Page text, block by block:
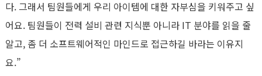
다. 그래서 팀원들에게 우리 아이템에 대한 자부심을 키워주고 싶
어요. 팀원들이 전력 설비 관련 지식뿐 아니라 IT 분야를 읽을 줄
알고, 좀 더 소프트웨어적인 마인드로 접근하길 바라는 이유지
요.”